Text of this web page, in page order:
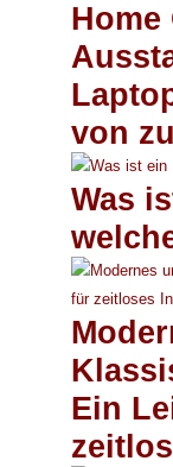
Home
von
Was
Ein